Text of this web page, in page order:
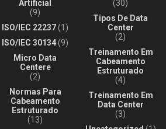
Artificial
(9)
ISO/IEC 22237(1)
ISO/IEC 30134(9)
Micro Data
Centere
(2)
Normas Para
Cabeamento
Estruturado
(13)
(30)
Tipos De Data
Center
(2)
Treinamento Em
Cabeamento
Estruturado
(4)
Treinamento Em
Data Center
(3)